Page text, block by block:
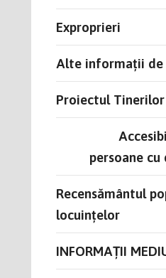
Exproprieri
Alte informații de
Proiectul
persoane
Recensământul
locuințelor
INFORMAȚII